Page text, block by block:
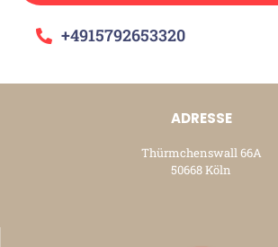
+4915792653320
ADRESSE
Thürmchenswall 66A
50668 Köln